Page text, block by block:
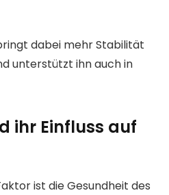
dabei mehr Stabilität
unterstützt ihn auch in
ihr Einfluss auf
ist die Gesundheit des